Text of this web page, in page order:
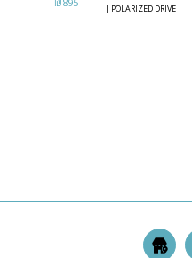
| POLARIZED DRIVE